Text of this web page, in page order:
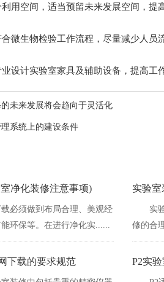
用空间，适当预留未来发展空间，提
微生物检验工作流程，尽量减少人员
设计实验室家具及辅助设备，提高工
未来发展将会趋向于灵活化
系统上的建设条件
净化装修注意事项)
必须做到布局合理、美观经
节能环保等。在进行净化实......
实验室
实
修的合
下载的要求规范 P2实